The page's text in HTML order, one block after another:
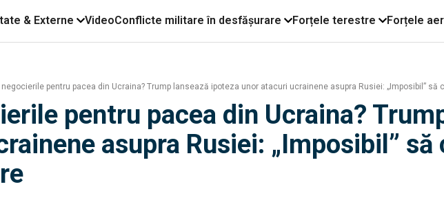
& Externe VideoConflicte militare în desfășurare Forțele terestre Forțele
negocierile pentru pacea din Ucraina? Trump lansează ipoteza unor atacuri ucrainene asupra Rusiei: „Imposibil”
pentru pacea din Ucraina?
asupra Rusiei: „Imposibil”